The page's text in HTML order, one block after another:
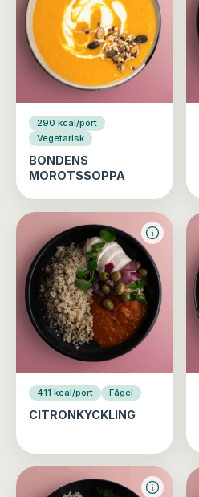
290 kcal/port
Vegetarisk
BONDENS
MOROTSSOPPA
411 kcal/port Fågel
CITRONKYCKLING